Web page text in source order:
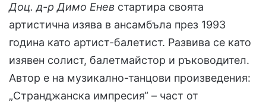
Доц. д-р Димо Енев стартира своята
артистична изява в ансамбъла през 1993
година като артист-балетист. Развива се като
изявен солист, балетмайстор и ръководител.
Автор е на музикално-танцови произведения:
„Странджанска импресия“ – част от